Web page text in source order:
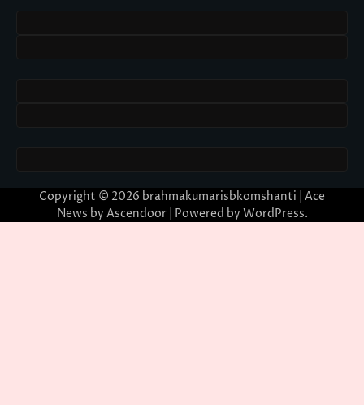
Copyright © 2026 brahmakumarisbkomshanti | Ace
News by Ascendoor| Powered by WordPress.